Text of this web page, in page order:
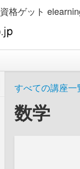
格ゲット
すべての講座一
数学